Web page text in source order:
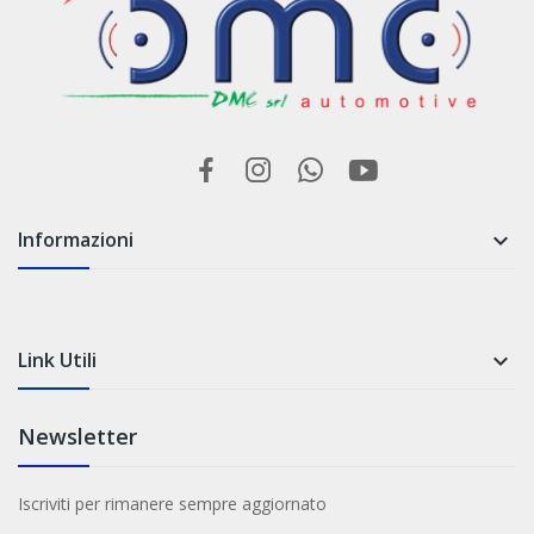
Informazioni 
Link Utili 
Newsletter
Iscriviti per rimanere sempre aggiornato